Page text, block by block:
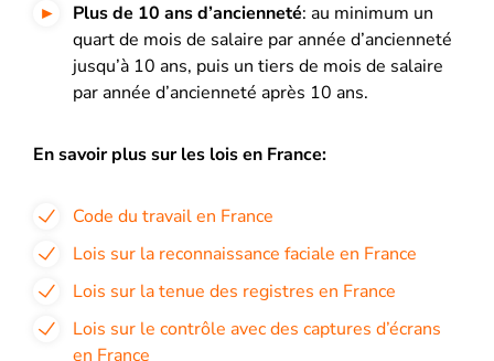
Plus de 10 ans d’ancienneté: au minimum un
quart de mois de salaire par année d’ancienneté
jusqu’à 10 ans, puis un tiers de mois de salaire
par année d’ancienneté après 10 ans.
En savoir plus sur les lois en France:
Code du travail en France
Lois sur la reconnaissance faciale en France
Lois sur la tenue des registres en France
Lois sur le contrôle avec des captures d’écrans
en France